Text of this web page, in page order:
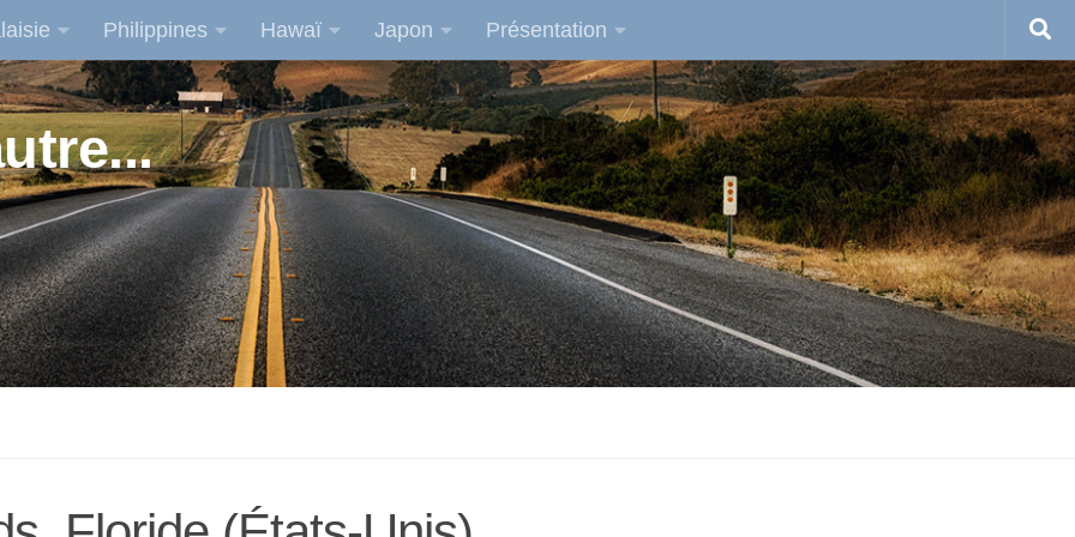
Philippines Hawaï Japon Présentation